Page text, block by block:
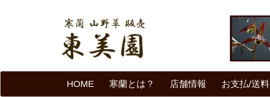
HOME 寒蘭とは？ 店舗情報 お支払/送料